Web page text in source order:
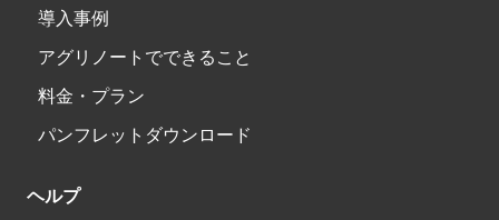
導入事例
アグリノートでできること
料金・プラン
パンフレットダウンロード
ヘルプ